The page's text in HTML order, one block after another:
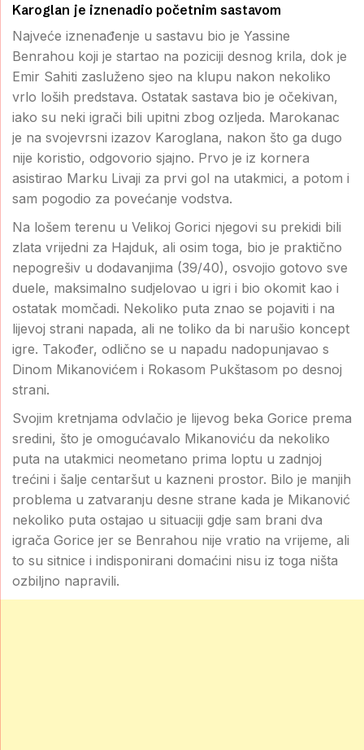
Karoglan je iznenadio početnim sastavom
Najveće iznenađenje u sastavu bio je Yassine
Benrahou koji je startao na poziciji desnog krila, dok je
Emir Sahiti zasluženo sjeo na klupu nakon nekoliko
vrlo loših predstava. Ostatak sastava bio je očekivan,
iako su neki igrači bili upitni zbog ozljeda. Marokanac
je na svojevrsni izazov Karoglana, nakon što ga dugo
nije koristio, odgovorio sjajno. Prvo je iz kornera
asistirao Marku Livaji za prvi gol na utakmici, a potom i
sam pogodio za povećanje vodstva.
Na lošem terenu u Velikoj Gorici njegovi su prekidi bili
zlata vrijedni za Hajduk, ali osim toga, bio je praktično
nepogrešiv u dodavanjima (39/40), osvojio gotovo sve
duele, maksimalno sudjelovao u igri i bio okomit kao i
ostatak momčadi. Nekoliko puta znao se pojaviti i na
lijevoj strani napada, ali ne toliko da bi narušio koncept
igre. Također, odlično se u napadu nadopunjavao s
Dinom Mikanovićem i Rokasom Pukštasom po desnoj
strani.
Svojim kretnjama odvlačio je lijevog beka Gorice prema
sredini, što je omogućavalo Mikanoviću da nekoliko
puta na utakmici neometano prima loptu u zadnjoj
trećini i šalje centaršut u kazneni prostor. Bilo je manjih
problema u zatvaranju desne strane kada je Mikanović
nekoliko puta ostajao u situaciji gdje sam brani dva
igrača Gorice jer se Benrahou nije vratio na vrijeme, ali
to su sitnice i indisponirani domaćini nisu iz toga ništa
ozbiljno napravili.